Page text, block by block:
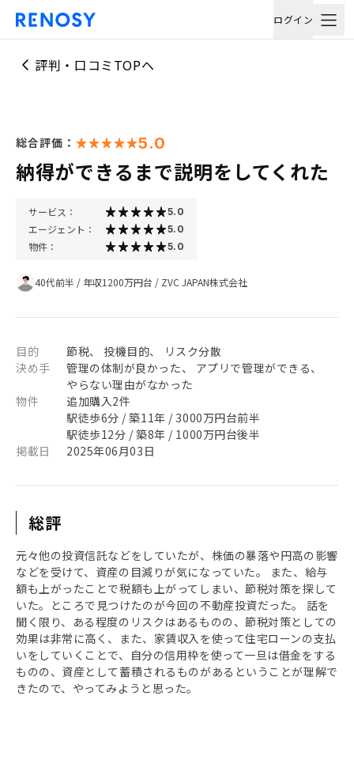
ログイン
評判・口コミTOPへ
総合評価： 5.0
納得ができるまで説明をしてくれた
サービス： 5.0
エージェント： 5.0
物件： 5.0
40代前半 / 年収1200万円台 / ZVC JAPAN株式会社
目的
節税、 投機目的、 リスク分散
決め手
管理の体制が良かった、 アプリで管理ができる、
やらない理由がなかった
物件
追加購入2件
駅徒歩6分 / 築11年 / 3000万円台前半
駅徒歩12分 / 築8年 / 1000万円台後半
掲載日
2025年06月03日
総評
元々他の投資信託などをしていたが、株価の暴落や円高の影響
などを受けて、資産の目減りが気になっていた。 また、給与
額も上がったことで税額も上がってしまい、節税対策を探して
いた。ところで見つけたのが今回の不動産投資だった。 話を
聞く限り、ある程度のリスクはあるものの、節税対策としての
効果は非常に高く、また、家賃収入を使って住宅ローンの支払
いをしていくことで、自分の信用枠を使って一旦は借金をする
ものの、資産として蓄積されるものがあるということが理解で
きたので、やってみようと思った。